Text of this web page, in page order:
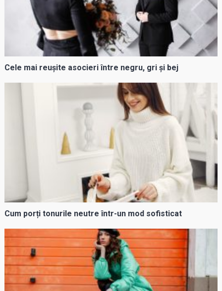
Cele mai reușite asocieri între negru, gri și bej
Cum porți tonurile neutre într-un mod sofisticat